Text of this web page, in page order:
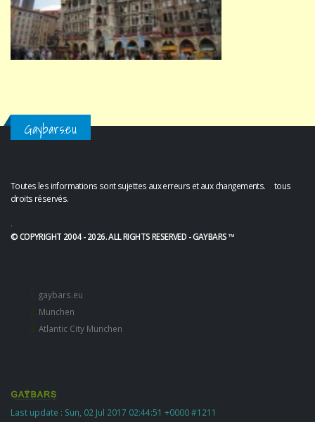
Gaybars.eu
Toutes les informations sont sujettes aux erreurs et aux changements. tous
droits réservés.
.
© COPYRIGHT 2004 - 2026. ALL RIGHTS RESERVED - GAYBARS ™
gaybars.eu
Munchen
Atlantic City Munchen
Last update : Sun, 02 Jul 2017 02:44:51 +0000 #1211